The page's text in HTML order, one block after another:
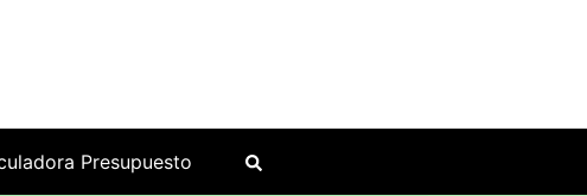
Presupuesto